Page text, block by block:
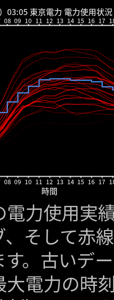
電力使用実
そして赤
す。古いデ
電力の時